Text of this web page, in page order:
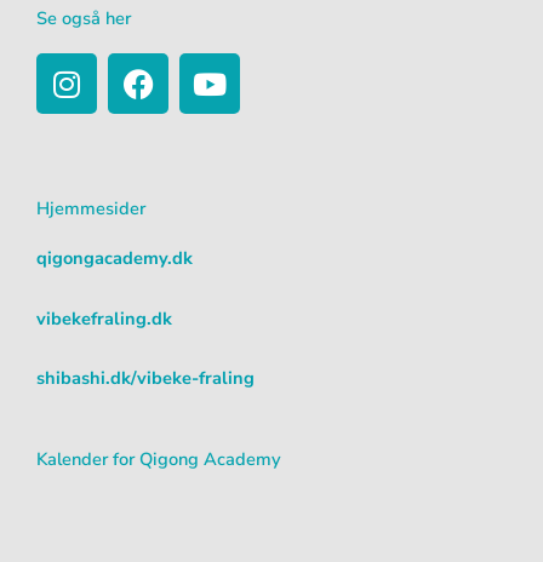
Se også her
I
n
s
g
r
a
m
F
a
c
o
o
k
Y
o
u
Hjemmesider
qigongacademy.dk
vibekefraling.dk
shibashi.dk/vibeke-fraling
Kalender for Qigong Academy